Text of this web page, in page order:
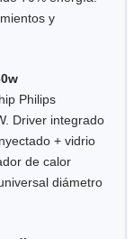
y
Philips
Driver integrado
+ vidrio
de calor
diámetro